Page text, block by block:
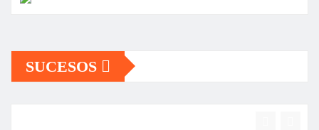
SUCESOS